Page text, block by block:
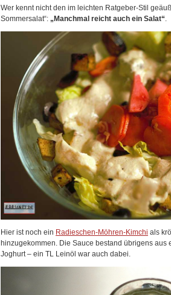
Wer kennt nicht den im leichten Ratgeber-Stil
Sommersalat“: „Manchmal reicht auch ein Salat“.
Hier ist noch ein Radieschen-Möhren-Kimchi als
hinzugekommen. Die Sauce bestand übrigens aus
Joghurt – ein TL Leinöl war auch dabei.